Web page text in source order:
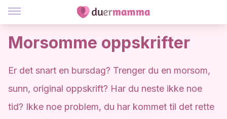
Morsomme oppskrifter
Er det snart en bursdag? Trenger du en morsom,
sunn, original oppskrift? Har du neste ikke noe
tid? Ikke noe problem, du har kommet til det rette